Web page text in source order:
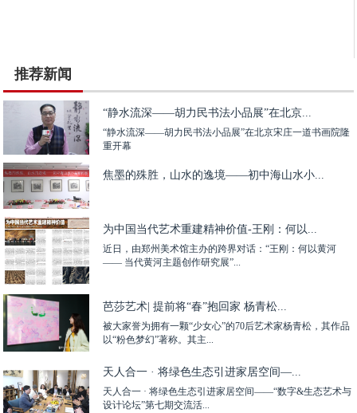
推荐新闻
“静水流深——胡力民书法小品展”在北京...
“静水流深——胡力民书法小品展”在北京宋庄一道书画院隆
重开幕
焦墨的殊胜，山水的逸境——初中海山水小...
为中国当代艺术重建精神价值-王刚：何以...
近日，由郑州美术馆主办的跨界对话：“王刚：何以黄河
—— 当代黄河主题创作研究展”...
芭莎艺术| 提前将“春”抱回家 杨青松...
被大家誉为拥有一颗“少女心”的70后艺术家杨青松，其作品
以“粉色梦幻”著称。其主...
天人合一 · 将绿色生态引进家居空间—...
天人合一 · 将绿色生态引进家居空间——“数字&生态艺术与
设计论坛”第七期交流活...